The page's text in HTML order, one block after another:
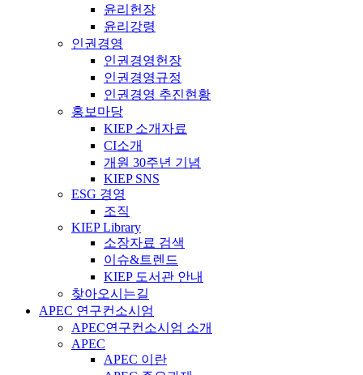
윤리헌장
윤리강령
인권경영
인권경영헌장
인권경영규정
인권경영 추진현황
홍보마당
KIEP 소개자료
CI소개
개원 30주년 기념
KIEP SNS
ESG 경영
조직
KIEP Library
소장자료 검색
이슈&트렌드
KIEP 도서관 안내
찾아오시는길
APEC 연구컨소시엄
APEC연구컨소시엄 소개
APEC
APEC 이란